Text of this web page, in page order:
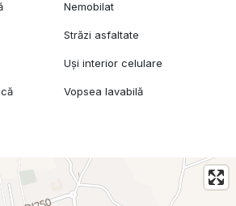
Nemobilat
Străzi asfaltate
Uși interior celulare
Vopsea lavabilă